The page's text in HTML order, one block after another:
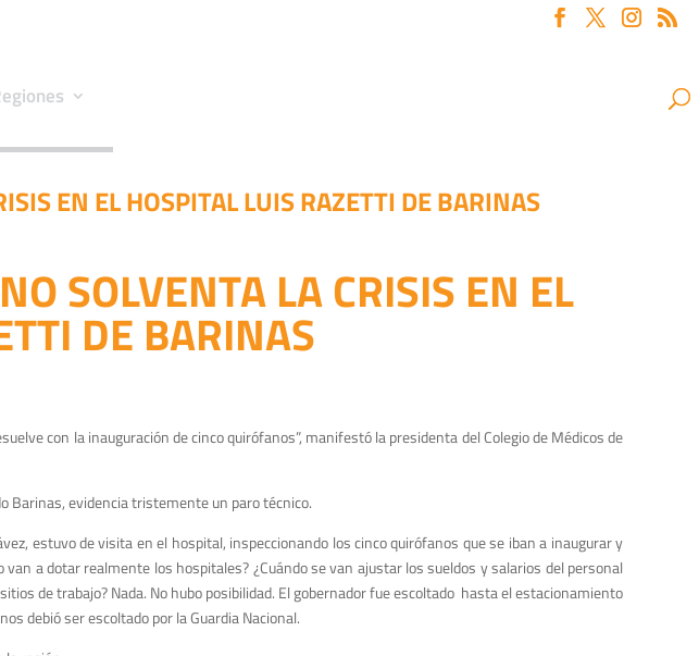
EN EL HOSPITAL LUIS RAZETTI DE BARINAS
SOLVENTA LA CRISIS EN EL
DE BARINAS
con la inauguración de cinco quirófanos”, manifestó la presidenta del Colegio de Médicos de
Barinas, evidencia tristemente un paro técnico.
estuvo de visita en el hospital, inspeccionando los cinco quirófanos que se iban a inaugurar y
a dotar realmente los hospitales? ¿Cuándo se van ajustar los sueldos y salarios del personal
de trabajo? Nada. No hubo posibilidad. El gobernador fue escoltado hasta el estacionamiento
debió ser escoltado por la Guardia Nacional.